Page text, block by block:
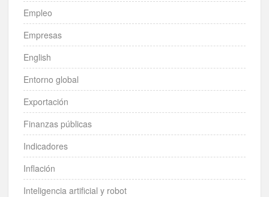
Empleo
Empresas
English
Entorno global
Exportación
Finanzas públicas
Indicadores
Inflación
Inteligencia artificial y robot